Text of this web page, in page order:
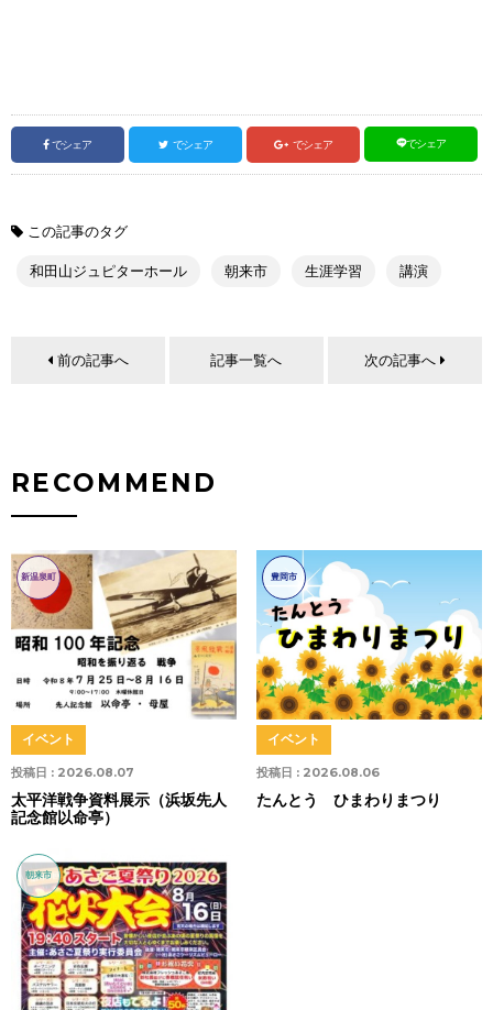
でシェア でシェア でシェア でシェア
この記事のタグ
和田山ジュピターホール 朝来市 生涯学習 講演
前の記事へ 記事一覧へ 次の記事へ
RECOMMEND
新温泉町
投稿日 : 2026.08.07
イベント
太平洋戦争資料展示（浜坂先人
記念館以命亭）
豊岡市
投稿日 : 2026.08.06
イベント
たんとう ひまわりまつり
朝来市